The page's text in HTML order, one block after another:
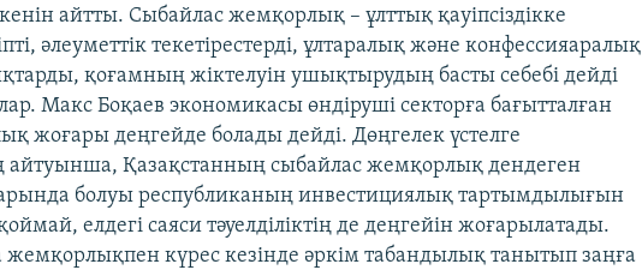
айтты. Сыбайлас жемқорлық – ұлттық қауіпсіздікке
әлеуметтік текетірестерді, ұлтаралық және конфессияаралық
қоғамның жіктелуін ушықтырудың басты себебі дейді
Макс Боқаев экономикасы өндіруші секторға бағытталған
жоғары деңгейде болады дейді. Дөңгелек үстелге
Қазақстанның сыбайлас жемқорлық дендеген
болуы республиканың инвестициялық тартымдылығын
елдегі саяси тәуелділіктің де деңгейін жоғарылатады.
жемқорлықпен күрес кезінде әркім табандылық танытып заңға